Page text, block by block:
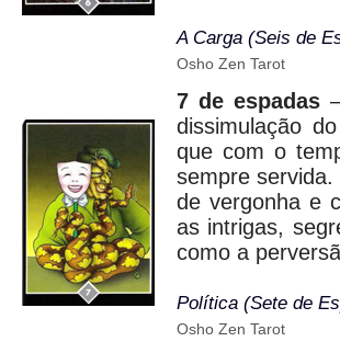
A Carga (Seis de
Osho Zen Tarot
7 de espadas
dissimulação
que com o
sempre
de vergonha e
as intrigas,
como a
Política (Sete de
Osho Zen Tarot